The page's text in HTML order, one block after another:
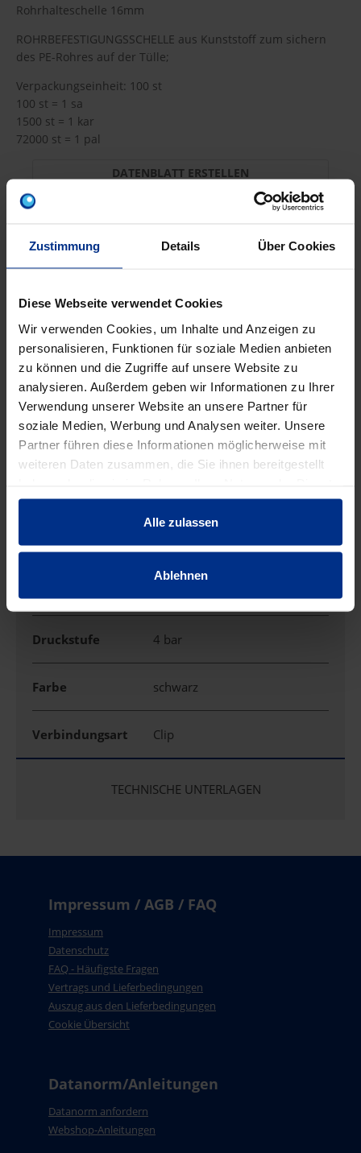
Zustimmung Details Über Cookies
Diese Webseite verwendet Cookies
Wir verwenden Cookies, um Inhalte und Anzeigen zu
personalisieren, Funktionen für soziale Medien anbieten
zu können und die Zugriffe auf unsere Website zu
analysieren. Außerdem geben wir Informationen zu Ihrer
Verwendung unserer Website an unsere Partner für
soziale Medien, Werbung und Analysen weiter. Unsere
Partner führen diese Informationen möglicherweise mit
weiteren Daten zusammen, die Sie ihnen bereitgestellt
gesammelt haben.
Alle zulassen
Ablehnen
Rohrhalteschelle 16mm
ROHRBEFESTIGUNGSSCHELLE aus Kunststoff zum sichern
des PE-Rohres auf der Tülle;
Verpackungseinheit: 100 st
100 st = 1 sa
1500 st = 1 kar
72000 st = 1 pal
DATENBLATT ERSTELLEN
BW-SCHELLE16
Min.: 1 st
1,15 € AJF
EIGENSCHAFTEN
Clip-Schelle 1x je Tülle
16 mm
Druckstufe 4 bar
Farbe schwarz
Verbindungsart Clip
TECHNISCHE UNTERLAGEN
Impressum / AGB / FAQ
Impressum
Datenschutz
FAQ - Häufigste Fragen
Vertrags und Lieferbedingungen
Auszug aus den Lieferbedingungen
Cookie Übersicht
Datanorm/Anleitungen
Datanorm anfordern
Webshop-Anleitungen